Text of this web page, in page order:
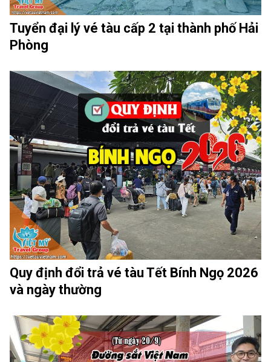
Tuyển đại lý vé tàu cấp 2 tại thành phố Hải
Phòng
Quy định đổi trả vé tàu Tết Bính Ngọ 2026
và ngày thường